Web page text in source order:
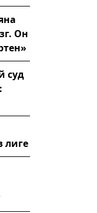
Он
суд
лиге